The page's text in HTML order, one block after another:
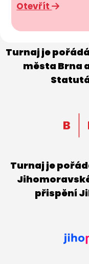
Otevřít
Turnaj je
města Brna
Turnaj je
přispění